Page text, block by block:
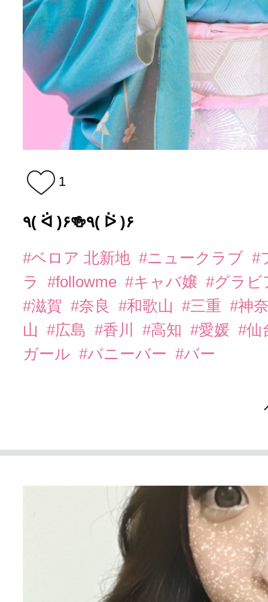
1
٩( ᐛ )۶🍻٩( ᐖ )۶
#ベロア 北新地 #ニュークラブ #
ラ
#followme #キャバ嬢 #グラ
#滋賀 #奈良 #和歌山 #三重 #神
山
#広島 #香川 #高知 #愛媛 #仙
ガール #バニーバー #バー